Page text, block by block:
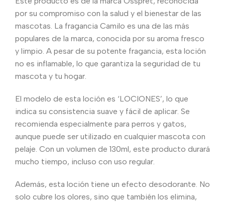
por su compromiso con la salud y el bienestar de las
mascotas. La fragancia Camilo es una de las más
populares de la marca, conocida por su aroma fresco
y limpio. A pesar de su potente fragancia, esta loción
no es inflamable, lo que garantiza la seguridad de tu
mascota y tu hogar.
El modelo de esta loción es ‘LOCIONES’, lo que
indica su consistencia suave y fácil de aplicar. Se
recomienda especialmente para perros y gatos,
aunque puede ser utilizado en cualquier mascota con
pelaje. Con un volumen de 130ml, este producto durará
mucho tiempo, incluso con uso regular.
Además, esta loción tiene un efecto desodorante. No
solo cubre los olores, sino que también los elimina,